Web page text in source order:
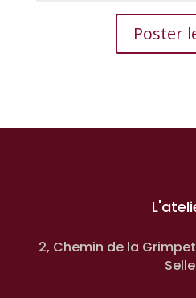
2, Chemin de la
Selle